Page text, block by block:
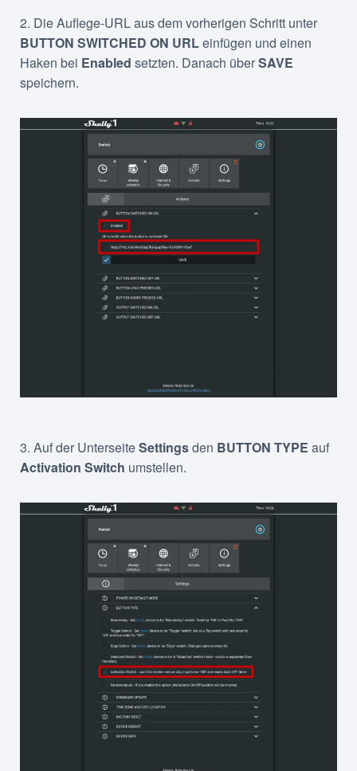
2. Die Auflege-URL aus dem vorherigen Schritt unter
BUTTON SWITCHED ON URLeinfügen und einen
Haken bei Enabled setzten. Danach überSAVE
speichern.
3. Auf der UnterseiteSettingsden BUTTON TYPE auf
Activation Switch umstellen.